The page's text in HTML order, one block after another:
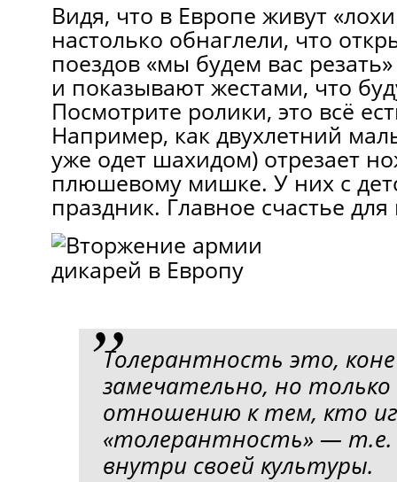
Видя, что в Европе живут
настолько обнаглели, что
поездов «мы будем вас
и показывают жестами, что
Посмотрите ролики, это всё
Например, как двухлетний
уже одет шахидом) отрезает
плюшевому мишке. У них с
праздник. Главное счастье
Толерантность это,
замечательно, но только
отношению к тем, кто
«толерантность» — т.е.
внутри своей культуры.